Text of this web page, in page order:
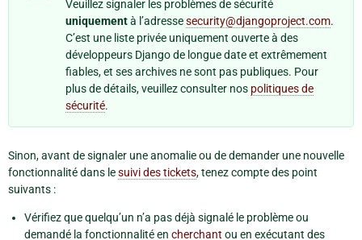
Veuillez signaler les problèmes de sécurité
uniquementà l’adressesecurity@djangoproject.com.
C’est une liste privée uniquement ouverte à des
développeurs Django de longue date et extrêmement
fiables, et ses archives ne sont pas publiques. Pour
plus de détails, veuillez consulter nos politiques de
sécurité.
Sinon, avant de signaler une anomalie ou de demander une nouvelle
fonctionnalité dans lesuivi des tickets, tenez compte des point
suivants :
Vérifiez que quelqu’un n’a pas déjà signalé le problème ou
demandé la fonctionnalité en cherchant ou en exécutant des